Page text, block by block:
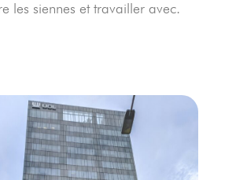
les siennes et travailler avec.